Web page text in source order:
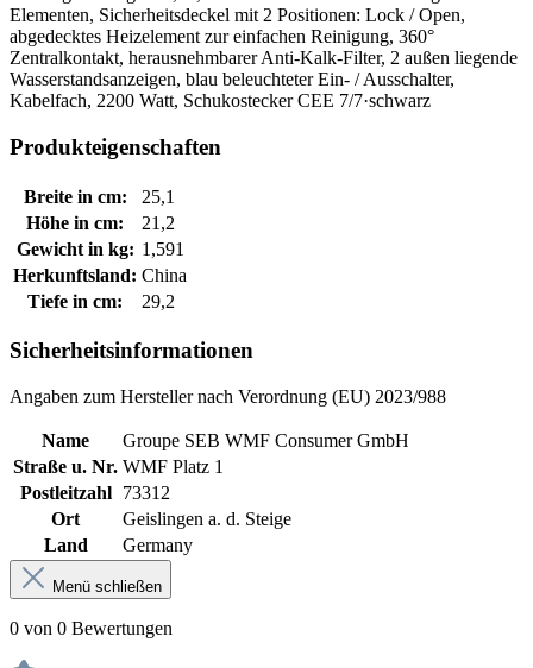
Elementen, Sicherheitsdeckel mit 2 Positionen: Lock / Open,
abgedecktes Heizelement zur einfachen Reinigung, 360°
Zentralkontakt, herausnehmbarer Anti-Kalk-Filter, 2 außen liegende
Wasserstandsanzeigen, blau beleuchteter Ein- / Ausschalter,
Kabelfach, 2200 Watt, Schukostecker CEE 7/7·schwarz
Produkteigenschaften
Breite in cm:
25,1
Höhe in cm:
21,2
Gewicht in kg: 1,591
Herkunftsland: China
Tiefe in cm:
29,2
Sicherheitsinformationen
Angaben zum Hersteller nach Verordnung (EU) 2023/988
Name
Groupe SEB WMF Consumer GmbH
Straße u. Nr. WMF Platz 1
Postleitzahl
73312
Ort
Geislingen a. d. Steige
Land
Germany
Menü schließen
0 von 0 Bewertungen